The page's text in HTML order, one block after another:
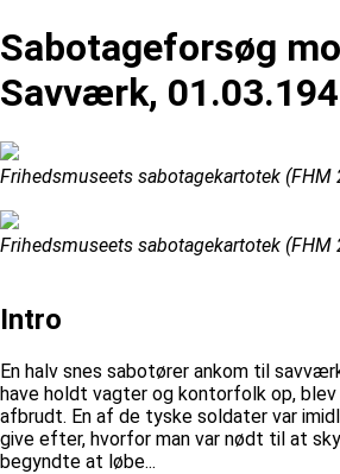
Sabotageforsøg
Savværk,
Frihedsmuseets sabotagekartotek (FHM
Frihedsmuseets sabotagekartotek (FHM
Intro
En halv snes sabotører ankom til
have holdt vagter og kontorfolk op,
afbrudt. En af de tyske soldater var
give efter, hvorfor man var nødt til at
begyndte at løbe...